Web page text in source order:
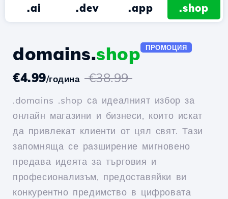
.ai .dev .app .shop
domains.shop ПРОМОЦИЯ
€4.99/година €38.99
.domains .shop са идеалният избор за
онлайн магазини и бизнеси, които искат
да привлекат клиенти от цял свят. Тази
запомняща се разширение мигновено
предава идеята за търговия и
професионализъм, предоставяйки ви
конкурентно предимство в цифровата